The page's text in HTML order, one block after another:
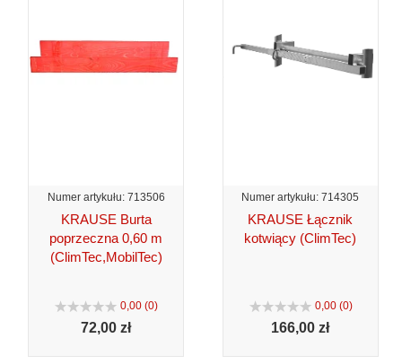
Numer artykułu: 713506
KRAUSE Burta
poprzeczna 0,60 m
(ClimTec,MobilTec)
0,00 (0)
72,00 zł
Numer artykułu: 714305
KRAUSE Łącznik
kotwiący (ClimTec)
0,00 (0)
166,00 zł